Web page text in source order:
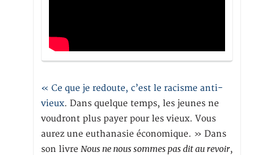
« Ce que je redoute, c’est le racisme anti-
vieux. Dans quelque temps, les jeunes ne
voudront plus payer pour les vieux. Vous
aurez une euthanasie économique. » Dans
son livre Nous ne nous sommes pas dit au revoir,